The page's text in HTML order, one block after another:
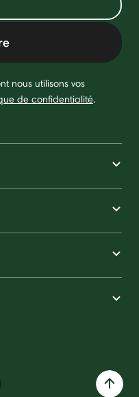
nous utilisons vos
de confidentialité.